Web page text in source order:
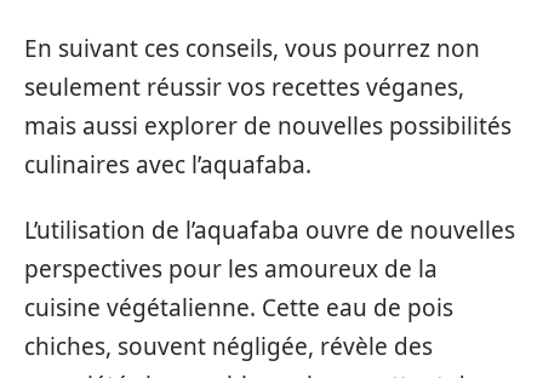
En suivant ces conseils, vous pourrez non
seulement réussir vos recettes véganes,
mais aussi explorer de nouvelles possibilités
culinaires avec l’aquafaba.
L’utilisation de l’aquafaba ouvre de nouvelles
perspectives pour les amoureux de la
cuisine végétalienne. Cette eau de pois
chiches, souvent négligée, révèle des